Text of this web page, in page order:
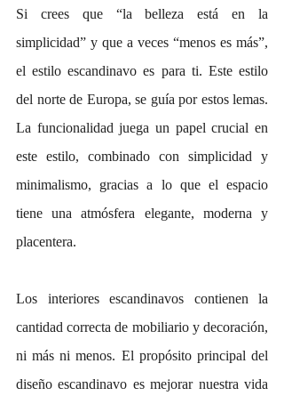
Si crees que “la belleza está en la
simplicidad” y que a veces “menos es más”,
el estilo escandinavo es para ti. Este estilo
del norte de Europa, se guía por estos lemas.
La funcionalidad juega un papel crucial en
este estilo, combinado con simplicidad y
minimalismo, gracias a lo que el espacio
tiene una atmósfera elegante, moderna y
placentera.
Los interiores escandinavos contienen la
cantidad correcta de mobiliario y decoración,
ni más ni menos. El propósito principal del
diseño escandinavo es mejorar nuestra vida